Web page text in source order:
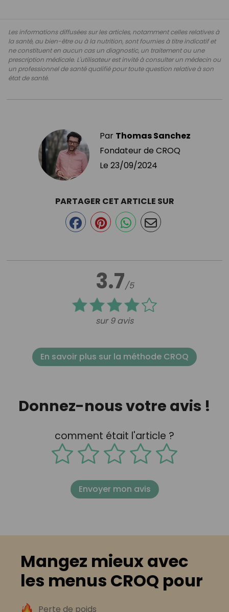
Les informations diffusées sur les articles, notamment celles relatives à
la santé, au bien-être ou à la nutrition, sont fournies à titre indicatif et
ne constituent en aucun cas un diagnostic, un traitement ou une
prescription médicale. L'utilisateur est invité à consulter un médecin ou
un professionnel de santé qualifié pour toute question relative à son
état de santé.
Par Thomas Sanchez
Fondateur de CROQ
Le 23/09/2024
3.7/5
sur 9 avis
PARTAGER CET ARTICLE SUR
En savoir plus sur la méthode CROQ
Donnez-nous votre avis !
comment était l'article ?
Envoyer mon avis
Mangez mieux avec
les menus CROQ pour
Perte de poids